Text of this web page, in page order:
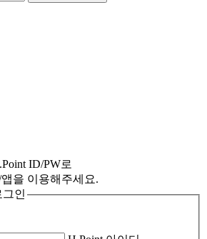
ID/PW로
을 이용해주세요.
인